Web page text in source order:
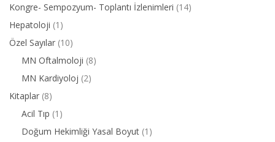
Kongre- Sempozyum- Toplantı İzlenimleri (14)
Hepatoloji (1)
Özel Sayılar (10)
MN Oftalmoloji (8)
MN Kardiyoloj (2)
Kitaplar (8)
Acil Tıp (1)
Doğum Hekimliği Yasal Boyut (1)